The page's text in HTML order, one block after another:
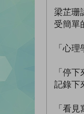
梁芷珊
受簡單
「心
「停
記錄下
「看